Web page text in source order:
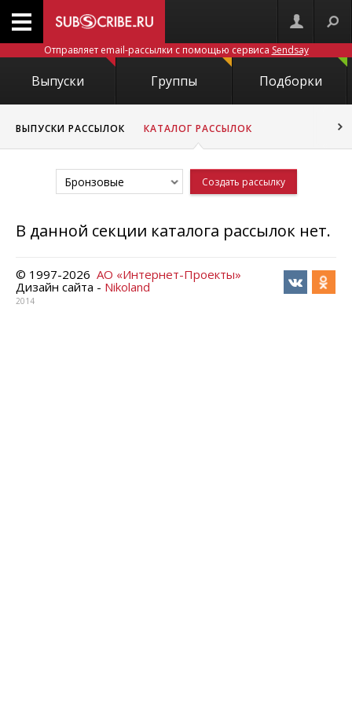
Отправляет email-рассылки с помощью сервиса Sendsay
Выпуски Группы Подборки
ВЫПУСКИ РАССЫЛОК КАТАЛОГ РАССЫЛОК
Бронзовые Создать рассылку
В данной секции каталога рассылок нет.
© 1997-2026 АО «Интернет-Проекты»
Дизайн сайта - Nikoland
2014